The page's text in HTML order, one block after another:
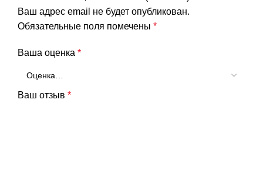
Ваш адрес email не будет опубликован.
Обязательные поля помечены *
Ваша оценка *
Ваш отзыв *